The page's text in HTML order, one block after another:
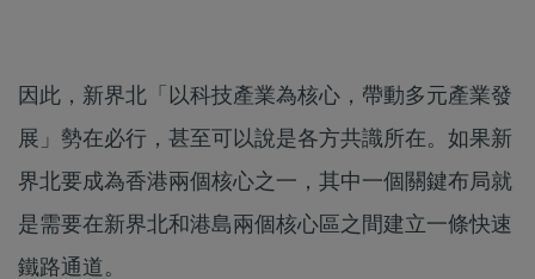
因此，新界北「以科技產業為核心，帶動多元產業發
展」勢在必行，甚至可以說是各方共識所在。如果新
界北要成為香港兩個核心之一，其中一個關鍵布局就
是需要在新界北和港島兩個核心區之間建立一條快速
鐵路通道。